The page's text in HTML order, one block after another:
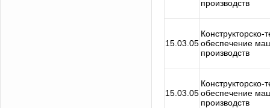
производств
15.03.05
Конструкторско-
обеспечение
производств
15.03.05
Конструкторско-
обеспечение
производств